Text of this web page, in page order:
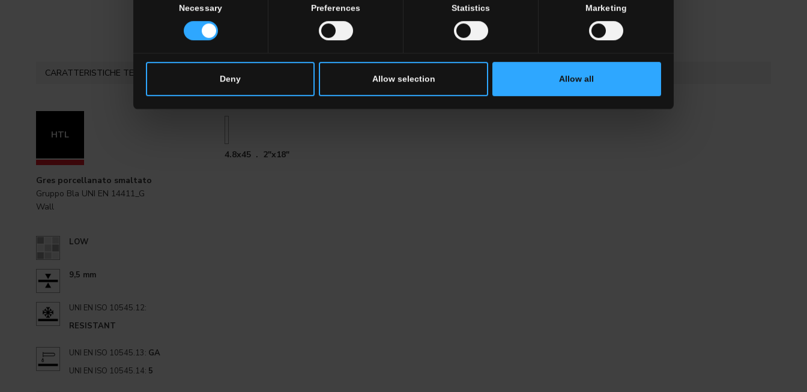
Necessary Preferences Statistics Marketing
Deny Allow selection Allow all
Coral HTL 20
CARATTERISTICHE TECNICHE
HTL
Gres porcellanato smaltato
Gruppo Bla UNI EN 14411_G
Wall
LOW
9,5 mm
UNI EN ISO 10545.12:
RESISTANT
UNI EN ISO 10545.13: GA
UNI EN ISO 10545.14: 5
4.8x45 . 2"x18"